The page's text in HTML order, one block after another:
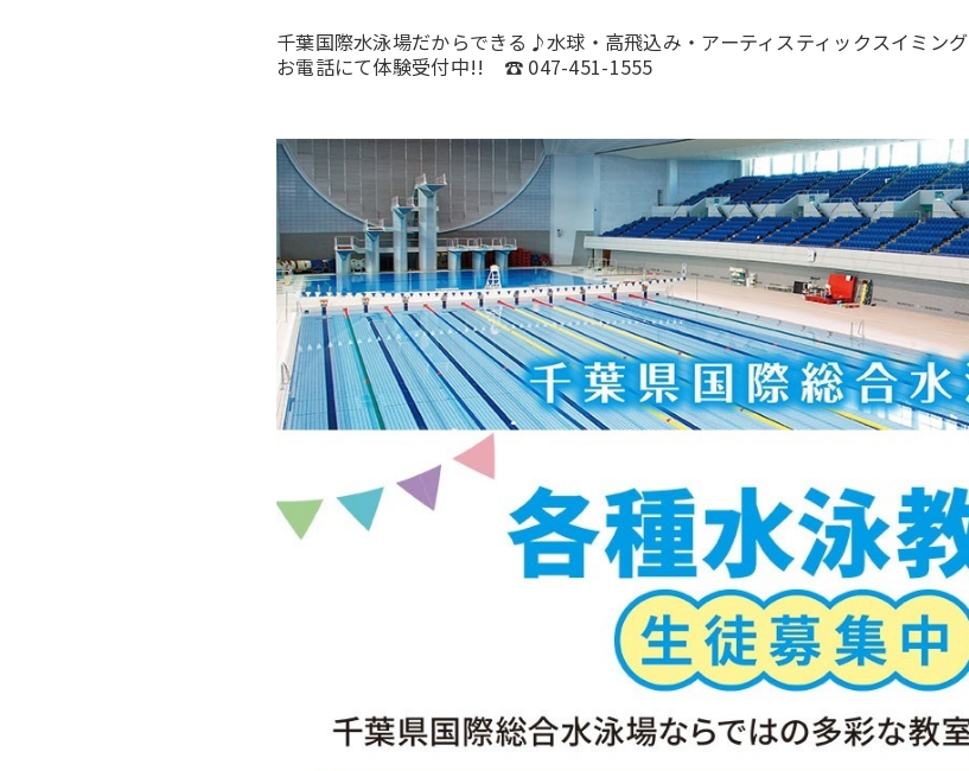
千葉国際水泳場だからできる♪水球・高飛込み・アーティスティックスイミング
お電話にて体験受付中!! ☎ 047-451-1555